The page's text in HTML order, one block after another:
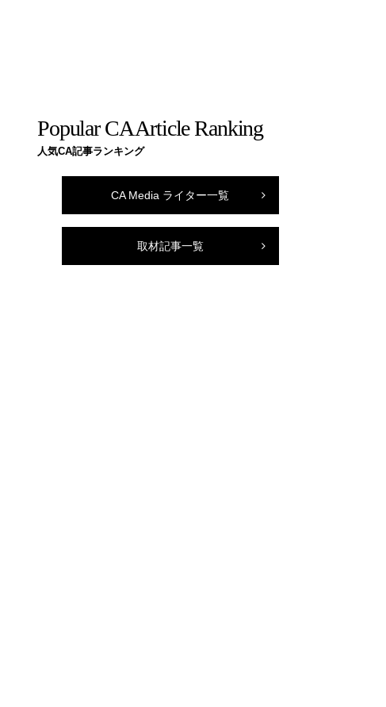
Popular CA Article Ranking
人気CA記事ランキング
CA Media ライター一覧
取材記事一覧